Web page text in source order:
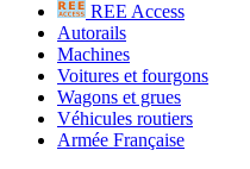
REE Access
Autorails
Machines
Voitures et fourgons
Wagons et grues
Véhicules routiers
Armée Française